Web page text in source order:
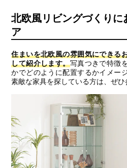
北欧風リビングづくりに
ア
住まいを北欧風の雰囲気にできる
して紹介します。写真つきで特徴
かでどのように配置するかイメー
素敵な家具を探している方は、ぜひ